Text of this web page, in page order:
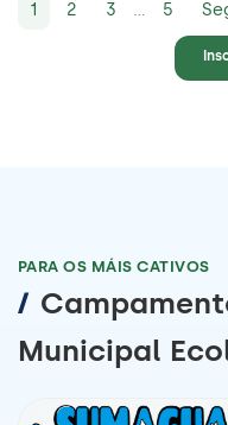
1 2 3 … 5
PARA OS MÁIS CATIVOS
/
Municipal